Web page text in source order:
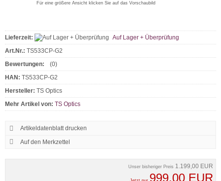
Für eine größere Ansicht klicken Sie auf das Vorschaubild
Unser bisheriger Preis 1.199,00 EUR
999,00 EUR
Lieferzeit:
Auf Lager + Überprüfung
Art.Nr.: TS533CP-G2
Bewertungen:
(0)
HAN: TS533CP-G2
Hersteller: TS Optics
Mehr Artikel von: TS Optics
Artikeldatenblatt drucken